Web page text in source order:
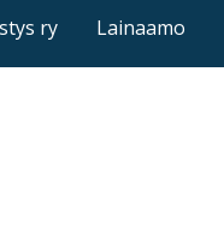
ry Lainaamo